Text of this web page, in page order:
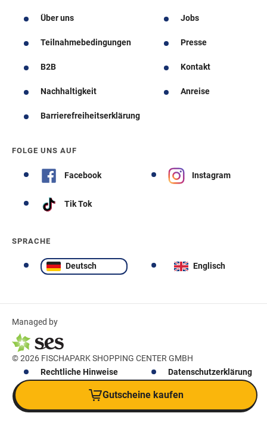
Über uns Jobs
Teilnahmebedingungen Presse
B2B Kontakt
Nachhaltigkeit Anreise
Barrierefreiheitserklärung
FOLGE UNS AUF
Facebook Instagram
Tik Tok
SPRACHE
Deutsch Englisch
Managed by
© 2026 FISCHAPARK SHOPPING CENTER GMBH
Rechtliche Hinweise
Datenschutzerklärung
Gutscheine kaufen